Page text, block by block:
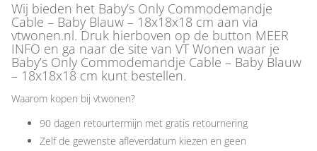
Wij bieden het Baby’s Only Commodemandje
Cable – Baby Blauw – 18x18x18 cm aan via
vtwonen.nl. Druk hierboven op de button MEER
INFO en ga naar de site van VT Wonen waar je
Baby’s Only Commodemandje Cable – Baby Blauw
– 18x18x18 cm kunt bestellen.
Waarom kopen bij vtwonen?
90 dagen retourtermijn met gratis retournering
Zelf de gewenste afleverdatum kiezen en geen